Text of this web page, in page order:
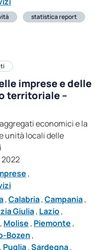
statistica report
imprese e delle
territoriale –
economici e la
unità locali delle
,
,Calabria,Campania,
Giulia, Lazio,
, Molise , Piemonte ,
Bozen ,
, Puglia,Sardegna,